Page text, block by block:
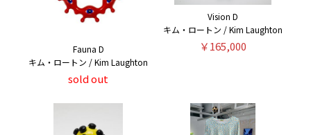
Fauna D
キム・ロートン / Kim Laughton
sold out
Vision D
キム・ロートン / Kim Laughton
￥165,000